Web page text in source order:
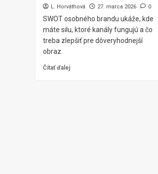
L. Horváthová 27. marca 2026 0
SWOT osobného brandu ukáže, kde
máte silu, ktoré kanály fungujú a čo
treba zlepšiť pre dôveryhodnejší
obraz.
Čítať ďalej